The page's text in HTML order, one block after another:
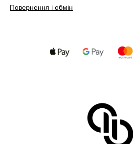
Повернення і обмін